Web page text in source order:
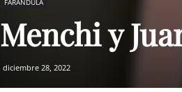
FARÁNDULA
Menchi y
diciembre 28, 2022